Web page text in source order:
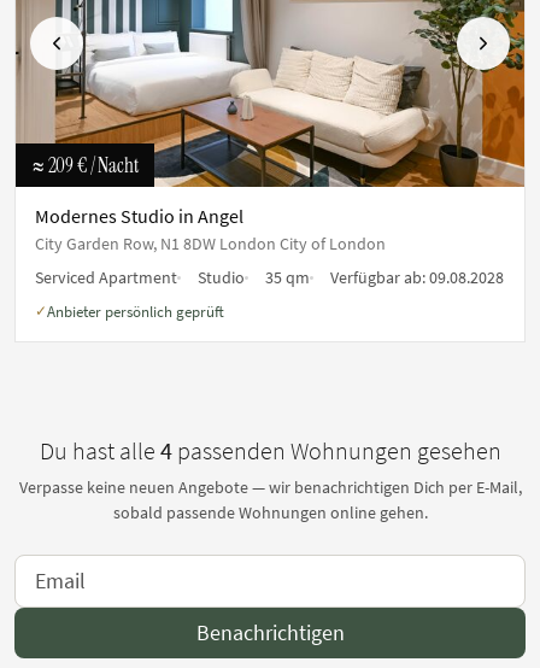
Vorherige Nächste
≈ 209 €/ Nacht
Modernes Studio in Angel
City Garden Row, N1 8DW London City of London
Serviced Apartment
Studio 35 qm Verfügbar ab:09.08.2028
✓Anbieter persönlich geprüft
Du hast alle4passenden Wohnungen gesehen
Verpasse keine neuen Angebote — wir benachrichtigen Dich per E-Mail,
sobald passende Wohnungen online gehen.
Benachrichtigen